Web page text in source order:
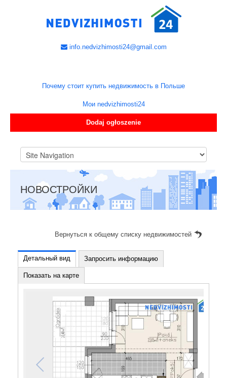
info.nedvizhimosti24@gmail.com
Почему стоит купить недвижимость в Польше
Мои nedvizhimosti24
Dodaj ogłoszenie
НОВОСТРОЙКИ
Вернуться к общему списку недвижимостей
Детальный вид Запросить информацию
Показать на карте